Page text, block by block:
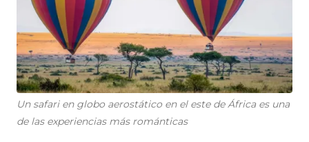
Un safari en globo aerostático en el este de África es una
de las experiencias más románticas